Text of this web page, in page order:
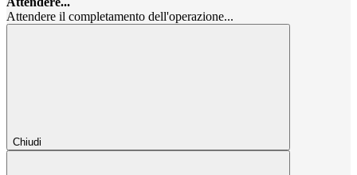
Attendere il completamento dell'operazione...
Chiudi